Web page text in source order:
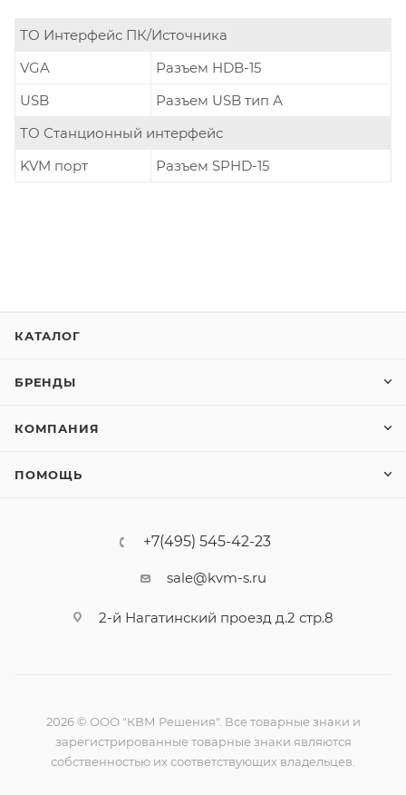
ТО Интерфейс ПК/Источника
VGA
Разъем HDB-15
USB
Разъем USB тип А
ТО Станционный интерфейс
KVM порт
Разъем SPHD-15
КАТАЛОГ
БРЕНДЫ
КОМПАНИЯ
ПОМОЩЬ
+7(495) 545-42-23
sale@kvm-s.ru
2-й Нагатинский проезд д.2 стр.8
2026 © ООО "КВМ Решения". Все товарные знаки и
зарегистрированные товарные знаки являются
собственностью их соответствующих владельцев.